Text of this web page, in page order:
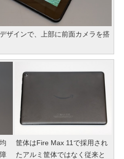
ザインで、上部に前面カメラを搭
筐体はFire Max 11で採用され
たアルミ筐体ではなく従来と